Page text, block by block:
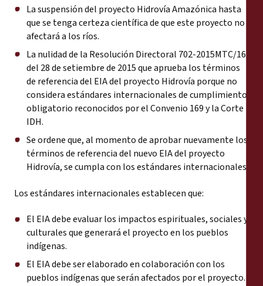
La suspensión del proyecto Hidrovía Amazónica hasta
que se tenga certeza científica de que este proyecto no
afectará a los ríos.
La nulidad de la Resolución Directoral 702-2015MTC/16
del 28 de setiembre de 2015 que aprueba los términos
de referencia del EIA del proyecto Hidrovía porque no
considera estándares internacionales de cumplimiento
obligatorio reconocidos por el Convenio 169 y la Corte
IDH.
Se ordene que, al momento de aprobar nuevamente los
términos de referencia del nuevo EIA del proyecto
Hidrovía, se cumpla con los estándares internacionales.
Los estándares internacionales establecen que:
El EIA debe evaluar los impactos espirituales, sociales y
culturales que generará el proyecto en los pueblos
indígenas.
El EIA debe ser elaborado en colaboración con los
pueblos indígenas que serán afectados por el proyecto.